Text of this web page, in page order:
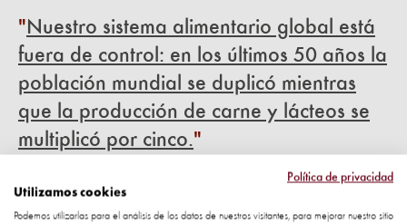
Nuestro sistema alimentario global está
fuera de control: en los últimos 50 años la
población mundial se duplicó mientras
que la producción de carne y lácteos se
multiplicó por cinco.
11. Los cerdos domésticos comparten muchas de las
características del jabalí: ambos sonaltamente
Política de privacidad
Utilizamos cookies
Podemos utilizarlas para el análisis de los datos de nuestros visitantes, para mejorar nuestro sitio